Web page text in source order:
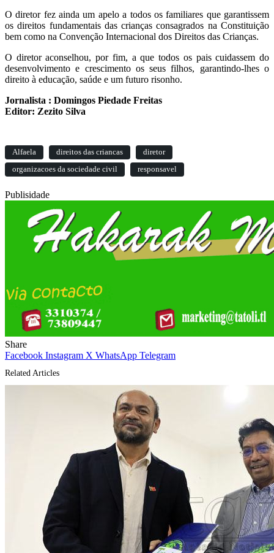
O diretor fez ainda um apelo a todos os familiares que garantissem
os direitos fundamentais das crianças consagrados na Constituição
bem como na Convenção Internacional dos Direitos das Crianças.
O diretor aconselhou, por fim, a que todos os pais cuidassem do
desenvolvimento e crescimento os seus filhos, garantindo-lhes o
direito à educação, saúde e um futuro risonho.
Jornalista : Domingos Piedade Freitas
Editor: Zezito Silva
Alfaela direitos das criancas
diretor
organizacoes da sociedade civil
responsavel
Publisidade
Share
Facebook Instagram X WhatsApp Telegram
Related Articles